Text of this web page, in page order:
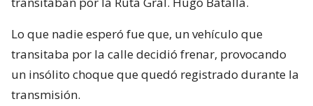
Lo que nadie esperó fue que, un vehículo que
transitaba por la calle decidió frenar, provocando
un insólito choque que quedó registrado durante la
transmisión.